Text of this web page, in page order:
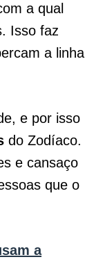
a qual
Isso faz
a linha
e por isso
do Zodíaco.
e cansaço
que o
a